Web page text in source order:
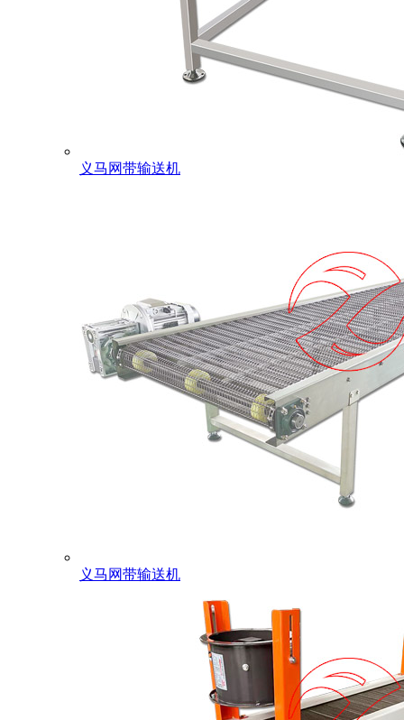
义马网带输送机
义马网带输送机